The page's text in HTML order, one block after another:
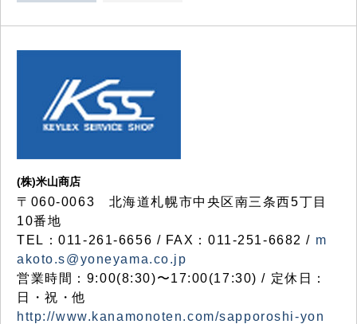
(株)米山商店
〒060-0063 北海道札幌市中央区南三条西5丁目
10番地
TEL：011-261-6656 / FAX：011-251-6682 / m
akoto.s@yoneyama.co.jp
営業時間：9:00(8:30)〜17:00(17:30) / 定休日：
日・祝・他
http://www.kanamonoten.com/sapporoshi-yon